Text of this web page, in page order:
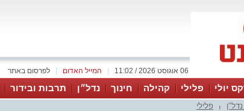
לפרסום באתר המייל האדום 06 אוגוסט 2026 / 11:02
יולי פלילי קהילה חינוך נדל״ן תרבות ובידור
פלילי